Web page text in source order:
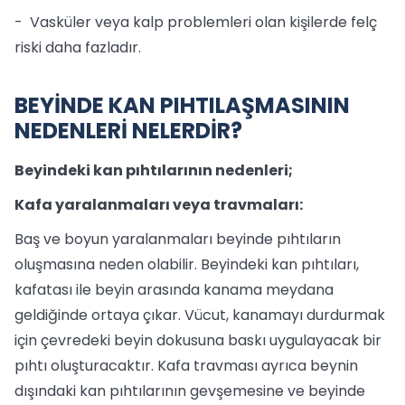
- Vasküler veya kalp problemleri olan kişilerde felç
riski daha fazladır.
BEYİNDE KAN PIHTILAŞMASININ
NEDENLERİ NELERDİR?
Beyindeki kan pıhtılarının nedenleri;
Kafa yaralanmaları veya travmaları:
Baş ve boyun yaralanmaları beyinde pıhtıların
oluşmasına neden olabilir. Beyindeki kan pıhtıları,
kafatası ile beyin arasında kanama meydana
geldiğinde ortaya çıkar. Vücut, kanamayı durdurmak
için çevredeki beyin dokusuna baskı uygulayacak bir
pıhtı oluşturacaktır. Kafa travması ayrıca beynin
dışındaki kan pıhtılarının gevşemesine ve beyinde